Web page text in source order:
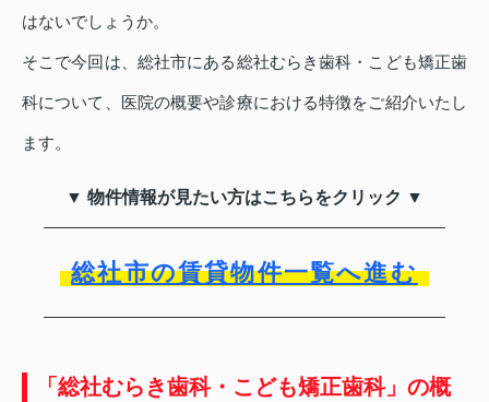
はないでしょうか。
そこで今回は、総社市にある総社むらき歯科・こども矯正歯
科について、医院の概要や診療における特徴をご紹介いたし
ます。
▼ 物件情報が見たい方はこちらをクリック ▼
総社市の賃貸物件一覧へ進む
「総社むらき歯科・こども矯正歯科」の概